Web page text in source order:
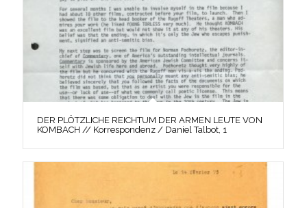
DER PLÖTZLICHE REICHTUM DER ARMEN LEUTE VON
KOMBACH // Korrespondenz / Daniel Talbot, 1